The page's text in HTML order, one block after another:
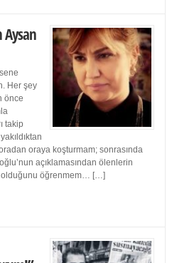
Her şey
önce
takip
oraya koşturmam; sonrasında
açıklamasından ölenlerin
olduğunu öğrenmem… […]